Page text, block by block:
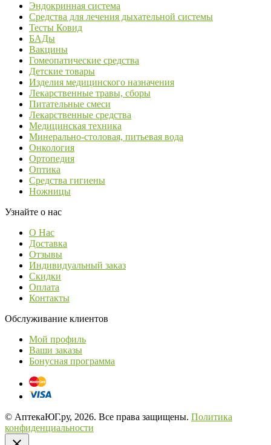
Эндокринная система
Средства для лечения дыхательной системы
Тесты Ковид
БАДы
Вакцины
Гомеопатические средства
Детские товары
Изделия медицинского назначения
Лекарственные травы, сборы
Питательные смеси
Лекарственные средства
Медицинская техника
Минерально-столовая, питьевая вода
Онкология
Ортопедия
Оптика
Средства гигиены
Ножницы
Узнайте о нас
О Нас
Доставка
Отзывы
Индивидуальный заказ
Скидки
Оплата
Контакты
Обслуживание клиентов
Мой профиль
Ваши заказы
Бонусная программа
© АптекаЮГ.ру, 2026. Все права защищены. Политика
конфиденциальности